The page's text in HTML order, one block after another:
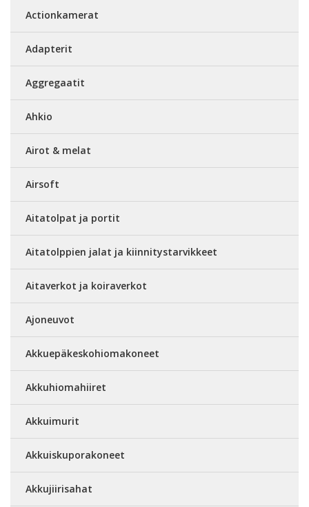
Actionkamerat
Adapterit
Aggregaatit
Ahkio
Airot & melat
Airsoft
Aitatolpat ja portit
Aitatolppien jalat ja kiinnitystarvikkeet
Aitaverkot ja koiraverkot
Ajoneuvot
Akkuepäkeskohiomakoneet
Akkuhiomahiiret
Akkuimurit
Akkuiskuporakoneet
Akkujiirisahat